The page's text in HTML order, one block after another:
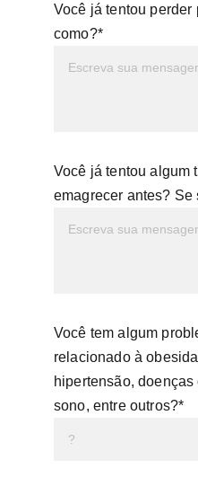
Você já tentou perder
como?*
Você já tentou algum
emagrecer antes? Se
Você tem algum
relacionado à
hipertensão,
sono, entre outros?*